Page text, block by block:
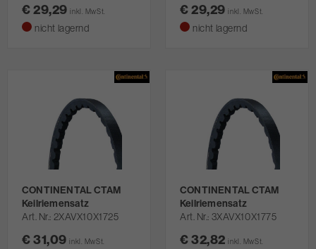
€ 29,29inkl. MwSt.
nicht lagernd
€ 29,29inkl. MwSt.
nicht lagernd
CONTINENTAL CTAM
Keilriemensatz
Art. Nr. 2XAVX10X1725
€ 31,09inkl. MwSt.
CONTINENTAL CTAM
Keilriemensatz
Art. Nr. 3XAVX10X1775
€ 32,82inkl. MwSt.